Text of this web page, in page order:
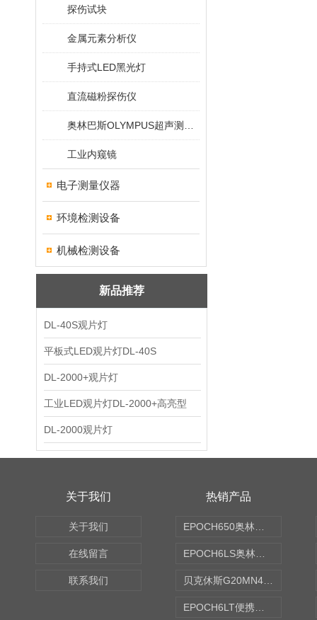
探伤试块
金属元素分析仪
手持式LED黑光灯
直流磁粉探伤仪
工业内窥镜
电子测量仪器
环境检测设备
机械检测设备
新品推荐
DL-40S观片灯
平板式LED观片灯DL-40S
DL-2000+观片灯
工业LED观片灯DL-2000+高亮型
DL-2000观片灯
关于我们
关于我们
在线留言
联系我们
热销产品